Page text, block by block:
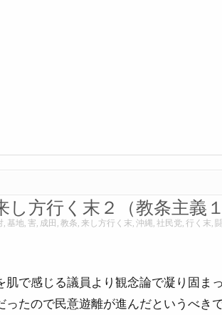
し方行く末２（教条主義
, 基地, 害, 成田 , 教条, 来し方行く末, 沖縄, 社民党, 行く末,
肌で感じる議員より観念論で凝り固ま
ったので民意遊離が進んだというべき